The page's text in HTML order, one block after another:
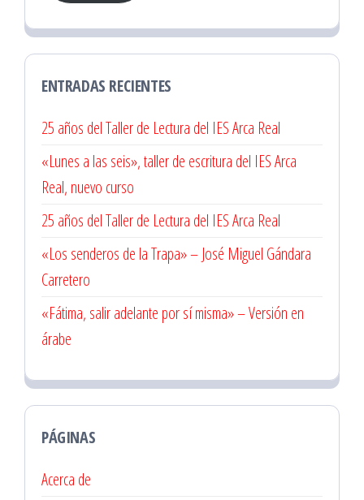
ENTRADAS RECIENTES
25 años del Taller de Lectura del IES Arca Real
«Lunes a las seis», taller de escritura del IES Arca
Real, nuevo curso
25 años del Taller de Lectura del IES Arca Real
«Los senderos de la Trapa» – José Miguel Gándara
Carretero
«Fátima, salir adelante por sí misma» – Versión en
árabe
PÁGINAS
Acerca de